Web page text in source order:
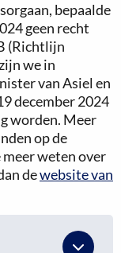
bepaalde
geen recht
(Richtlijn
we in
van Asiel en
december 2024
worden. Meer
op de
weten over
dewebsite van